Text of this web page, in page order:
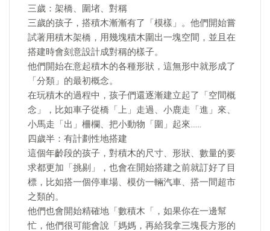
三歲：架橋、圍堵、對稱
三歲的孩子，搭積木漸漸有了「模樣」。他們開始嘗
試著用積木架橋，用幾塊積木圍出一塊空間，並且在
搭建時會刻意設計成對稱的樣子。
他們開始在意起積木的各種形狀，這無形中就形成了
「分類」的最初概念。
在玩積木的過程中，孩子們還逐漸建立起了「空間概
念」，比如車子從橋「上」走過、小鹿走「進」來、
小馬走「出」柵欄、把小動物「圍」起來……
四歲半：有計劃性地搭建
這個年齡段的孩子，對積木的尺寸、形狀、數量的要
求都更加「挑剔」，也會在開始搭建之前就訂好了目
標，比如搭一個停車場、模仿一輛汽車、搭一間超市
之類的。
他們也會開始精確地「數積木「，如果你在一邊幫
忙，他們很可能會說「媽媽，再給我拿三塊長方形的